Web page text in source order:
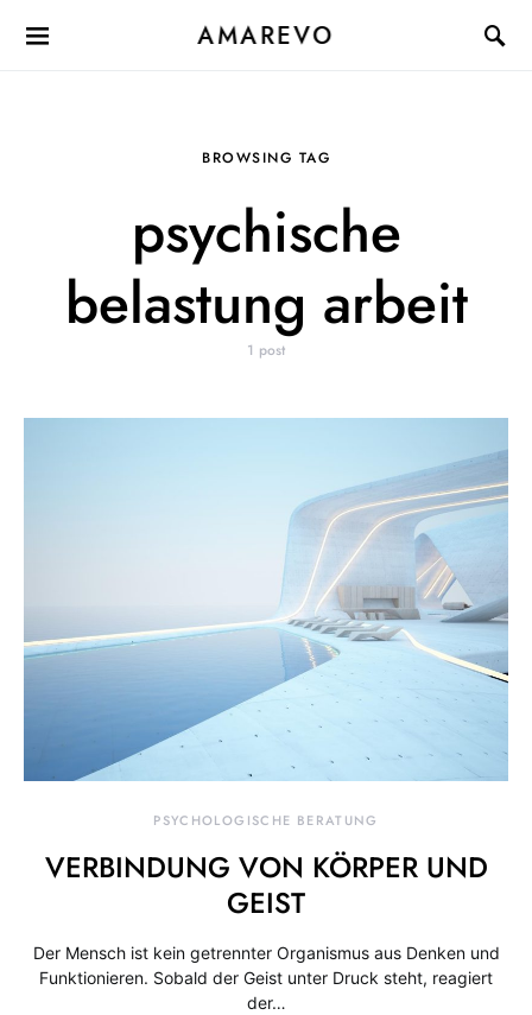
AMAREVO
BROWSING TAG
psychische
belastung arbeit
1 post
PSYCHOLOGISCHE BERATUNG
VERBINDUNG VON KÖRPER UND
GEIST
Der Mensch ist kein getrennter Organismus aus Denken und
Funktionieren. Sobald der Geist unter Druck steht, reagiert
der…